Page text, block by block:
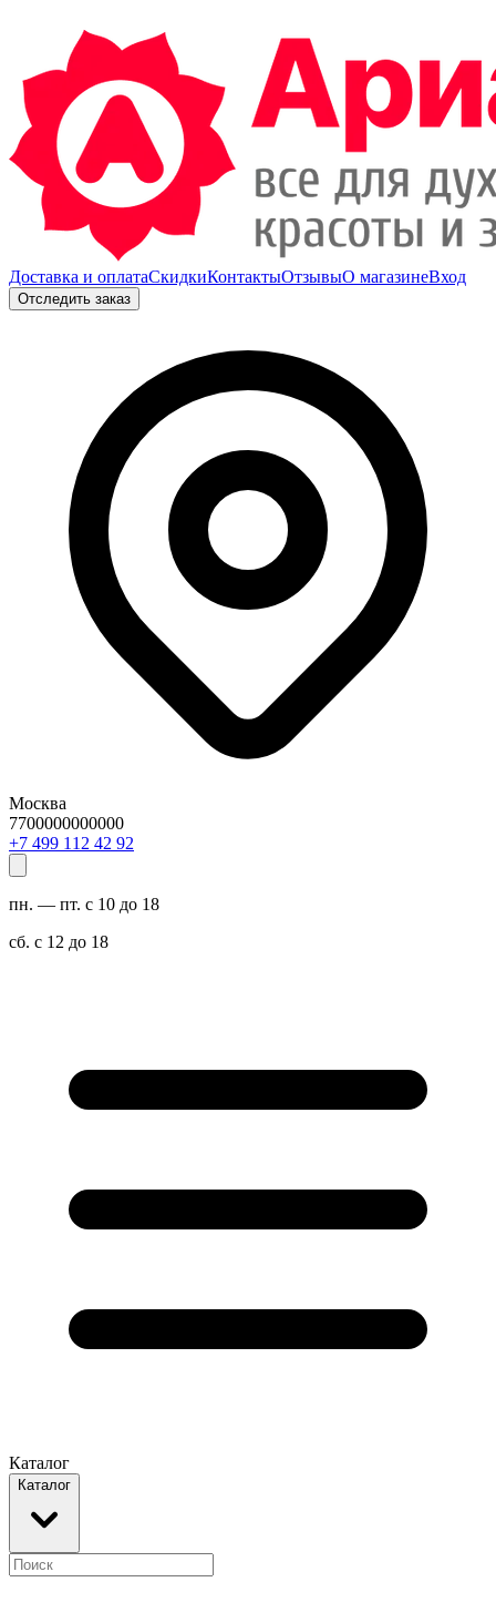
Доставка и оплатаСкидкиКонтактыОтзывыО магазинеВход
Отследить заказ
Москва
7700000000000
29 24 211 994 7+
пн. — пт. с 10 до 18
сб. с 12 до 18
Каталог
Каталог